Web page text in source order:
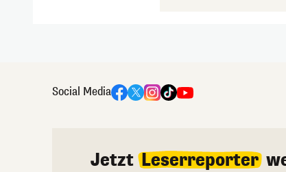
Social Media
Jetzt Leserreporter